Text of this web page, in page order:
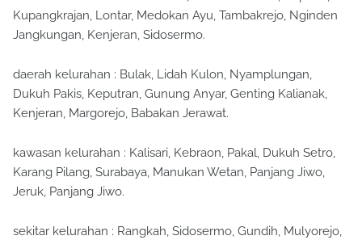
Kupangkrajan, Lontar, Medokan Ayu, Tambakrejo, Nginden
Jangkungan, Kenjeran, Sidosermo.
daerah kelurahan : Bulak, Lidah Kulon, Nyamplungan,
Dukuh Pakis, Keputran, Gunung Anyar, Genting Kalianak,
Kenjeran, Margorejo, Babakan Jerawat.
kawasan kelurahan : Kalisari, Kebraon, Pakal, Dukuh Setro,
Karang Pilang, Surabaya, Manukan Wetan, Panjang Jiwo,
Jeruk, Panjang Jiwo.
sekitar kelurahan : Rangkah, Sidosermo, Gundih, Mulyorejo,